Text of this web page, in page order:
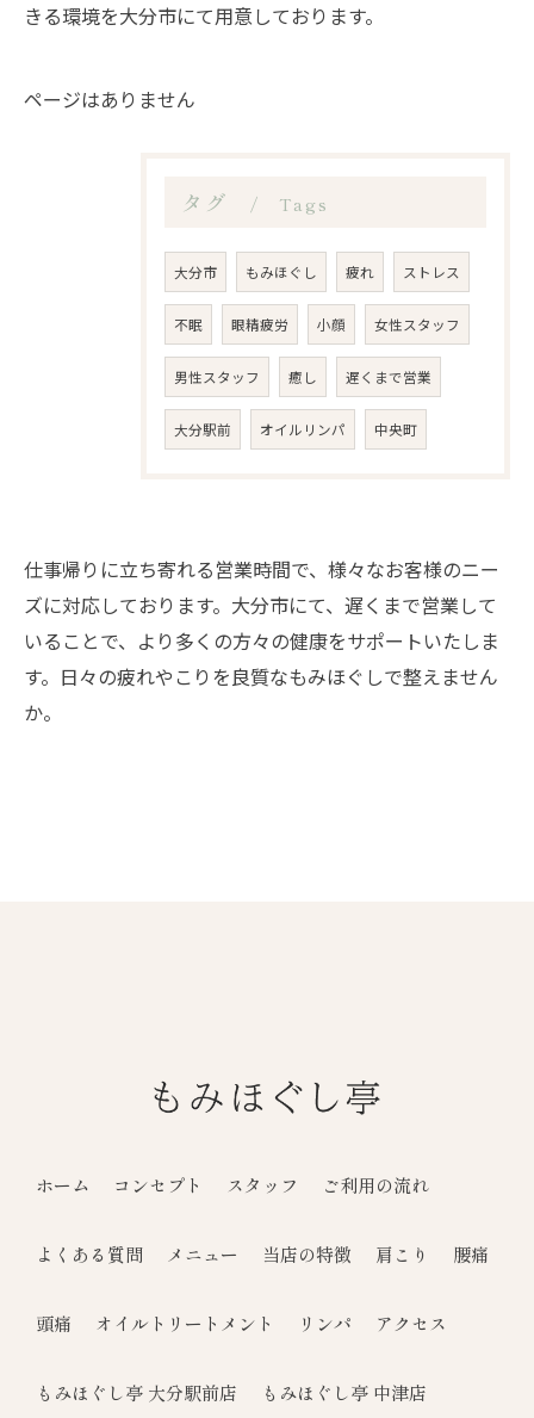
きる環境を大分市にて用意しております。
ページはありません
タグ Tags
大分市 もみほぐし 疲れ ストレス
不眠 眼精疲労 小顔 女性スタッフ
男性スタッフ 癒し 遅くまで営業
大分駅前 オイルリンパ 中央町
仕事帰りに立ち寄れる営業時間で、様々なお客様のニー
ズに対応しております。大分市にて、遅くまで営業して
いることで、より多くの方々の健康をサポートいたしま
す。日々の疲れやこりを良質なもみほぐしで整えません
か。
ホーム コンセプト スタッフ ご利用の流れ
よくある質問 メニュー 当店の特徴 肩こり 腰痛
頭痛 オイルトリートメント リンパ アクセス
もみほぐし亭 大分駅前店 もみほぐし亭 中津店